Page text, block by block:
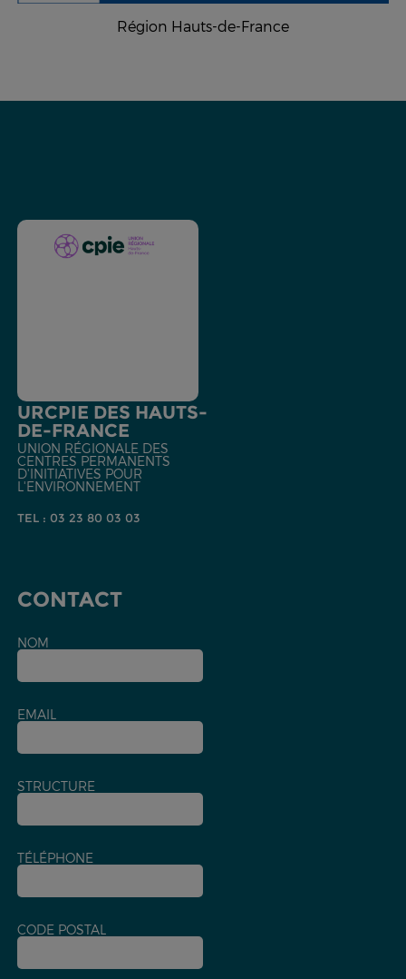
Région Hauts-de-France
URCPIE DES HAUTS-
DE-FRANCE
UNION RÉGIONALE DES
CENTRES PERMANENTS
D'INITIATIVES POUR
L'ENVIRONNEMENT
TEL : 03 23 80 03 03
CONTACT
NOM
EMAIL
STRUCTURE
TÉLÉPHONE
CODE POSTAL